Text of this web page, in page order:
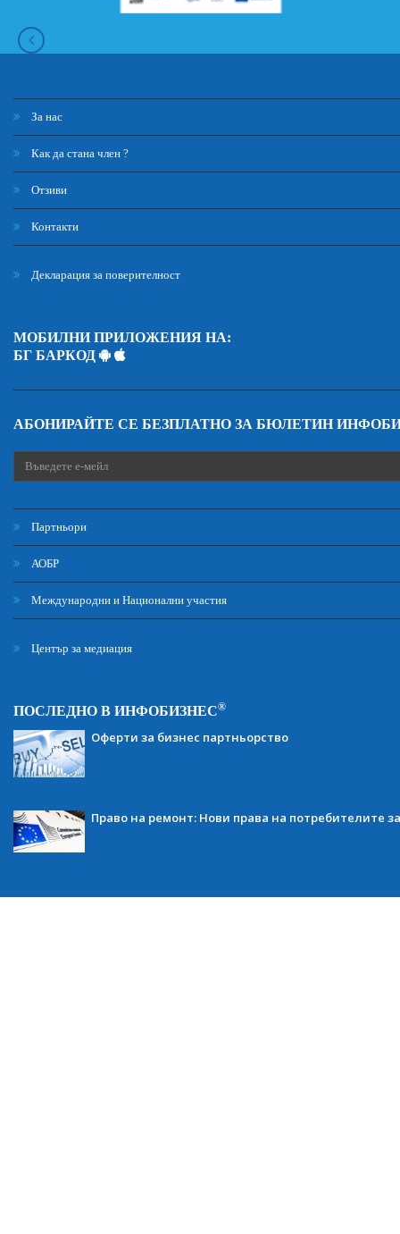
За нас
Как да стана член ?
Отзиви
Контакти
Декларация за поверителност
МОБИЛНИ ПРИЛОЖЕНИЯ НА:
БГ БАРКОД
АБОНИРАЙТЕ СЕ БЕЗПЛАТНО ЗА БЮЛЕТИН
Партньори
АОБР
Международни и Национални участия
Център за медиация
ПОСЛЕДНО В ИНФОБИЗНЕС®
Оферти за бизнес партньорство
Право на ремонт: Нови права на потребителите